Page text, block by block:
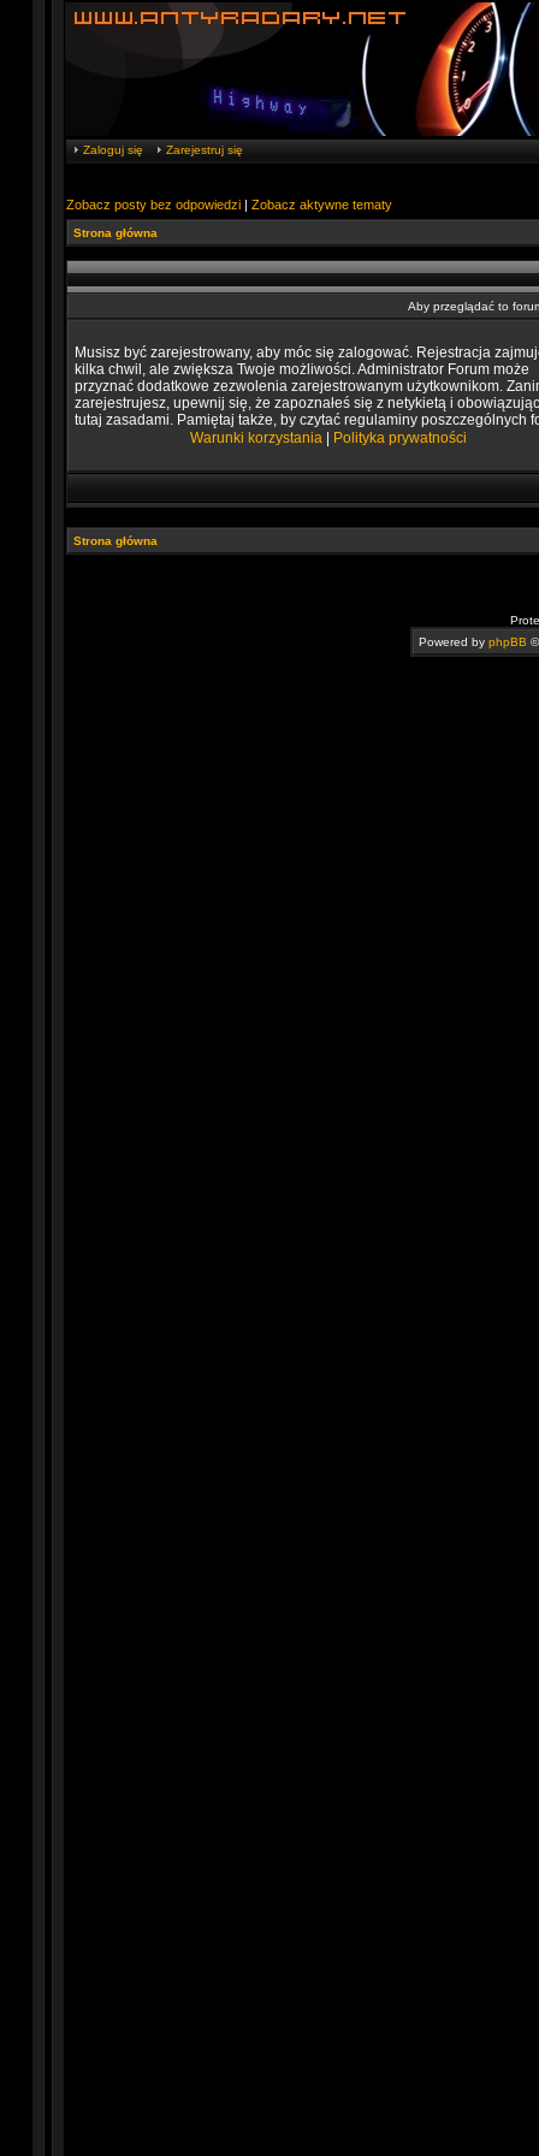
Zaloguj się Zarejestruj się
Zobacz posty bez odpowiedzi | Zobacz aktywne tematy
Strona główna
Aby przeglądać to
Musisz być zarejestrowany, aby móc się zalogować. Rejestracja
kilka chwil, ale zwiększa Twoje możliwości. Administrator Forum może
przyznać dodatkowe zezwolenia zarejestrowanym użytkownikom.
zarejestrujesz, upewnij się, że zapoznałeś się z netykietą i
tutaj zasadami. Pamiętaj także, by czytać regulaminy poszczególnych
Warunki korzystania| Polityka prywatności
Strona główna
Powered by phpBB